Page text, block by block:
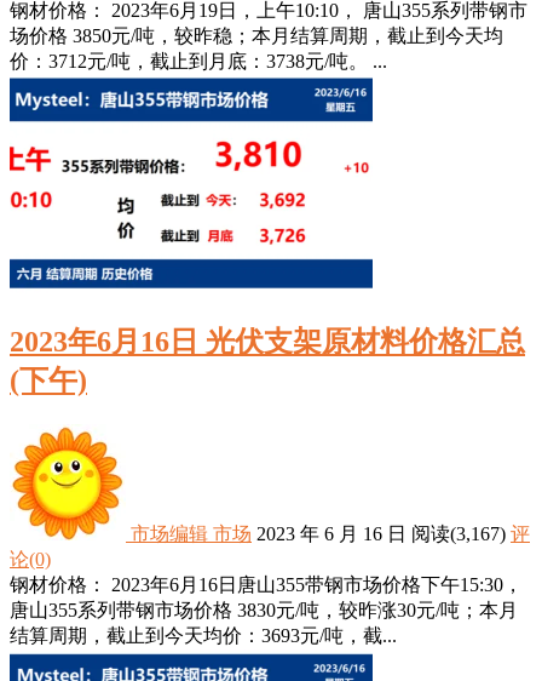
钢材价格： 2023年6月19日，上午10:10， 唐山355系列带钢市
场价格 3850元/吨，较昨稳；本月结算周期，截止到今天均
价：3712元/吨，截止到月底：3738元/吨。 ...
2023年6月16日 光伏支架原材料价格汇总
(下午)
市场编辑 市场 2023 年 6 月 16 日 阅读(3,167) 评
论(0)
钢材价格： 2023年6月16日唐山355带钢市场价格下午15:30，
唐山355系列带钢市场价格 3830元/吨，较昨涨30元/吨；本月
结算周期，截止到今天均价：3693元/吨，截...